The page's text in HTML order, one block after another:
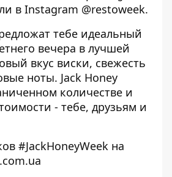
в Instagram @restoweek.
тебе идеальный
вечера в лучшей
вкус виски, свежесть
ноты. Jack Honey
количестве и
- тебе, друзьям и
#JackHoneyWeek на